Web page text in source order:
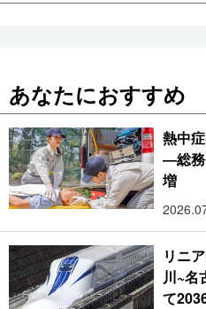
あなたにおすすめ
熱中
―総務
増
リニ
川~名
て